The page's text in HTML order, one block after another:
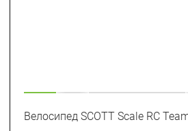
Велосипед SCOTT Scale RC